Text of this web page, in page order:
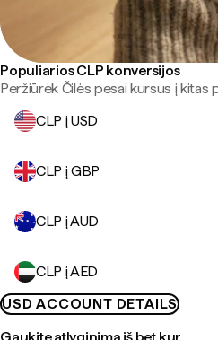
Populiarios CLP konversijos
Peržiūrėk Čilės pesai kursus į kitas
CLP į USD
CLP į GBP
CLP į AUD
CLP į AED
USD ACCOUNT DETAILS